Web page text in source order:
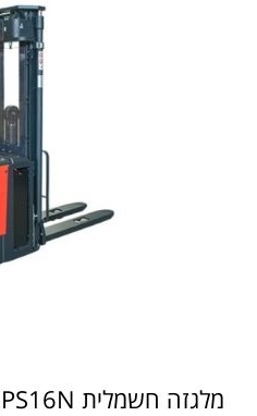
מלגזה חשמלית PS16N